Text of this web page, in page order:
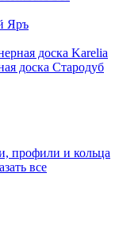
Яръ
доска Karelia
доска Стародуб
профили и кольца
все